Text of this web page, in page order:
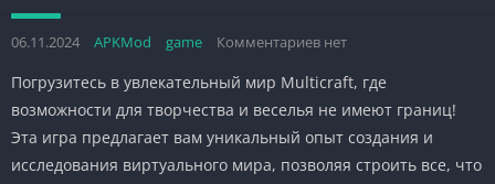
06.11.2024 APKMod game Комментариев нет
Погрузитесь в увлекательный мир Multicraft, где
возможности для творчества и веселья не имеют границ!
Эта игра предлагает вам уникальный опыт создания и
исследования виртуального мира, позволяя строить все, что